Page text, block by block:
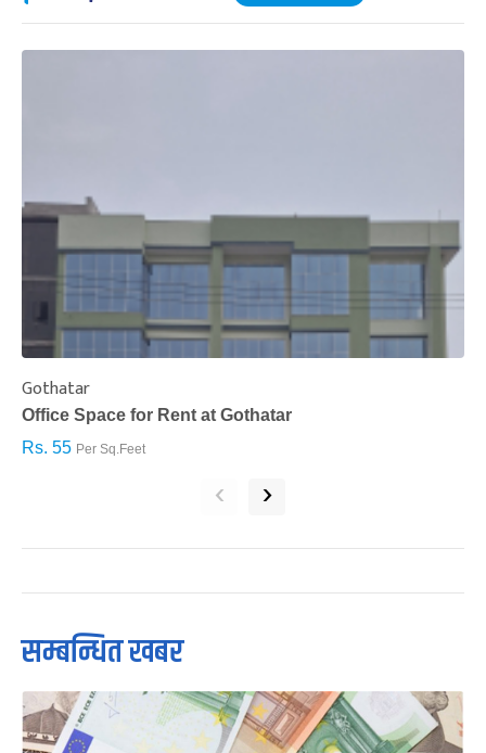
Gothatar
Office Space for Rent at Gothatar
Rs. 55 Per Sq.Feet
‹ ›
सम्बन्धित खबर